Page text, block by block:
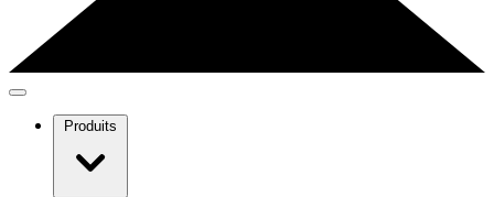
Produits